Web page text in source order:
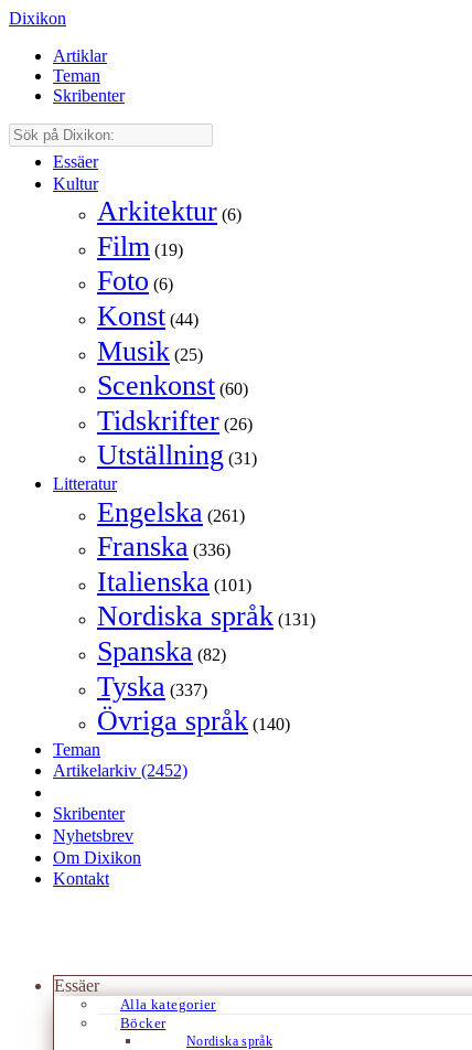
Dixikon
Artiklar
Teman
Skribenter
Essäer
Kultur
Arkitektur (6)
Film (19)
Foto (6)
Konst (44)
Musik (25)
Scenkonst (60)
Tidskrifter (26)
Utställning (31)
Litteratur
Engelska (261)
Franska (336)
Italienska (101)
Nordiska språk (131)
Spanska (82)
Tyska (337)
Övriga språk (140)
Teman
Artikelarkiv (2452)
Skribenter
Nyhetsbrev
Om Dixikon
Kontakt
Essäer
Alla kategorier
Böcker
Nordiska språk